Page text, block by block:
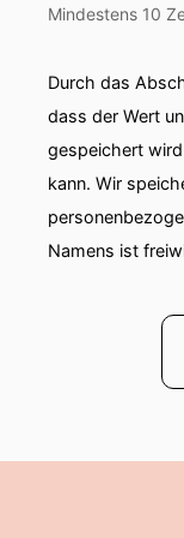
erschütterte.
00:01:33: Es
Weimar-
00:01:38: Das
und der Fall
weil es
00:01:48:
Mindestens 10
Durch das
dass der Wert
gespeichert
kann. Wir
Namens ist